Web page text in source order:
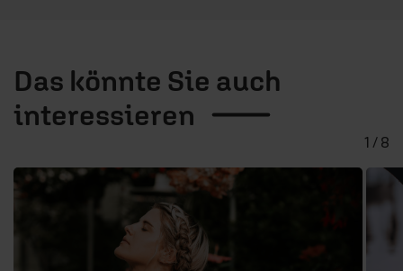
Das könnte Sie auch
interessieren
1 / 8